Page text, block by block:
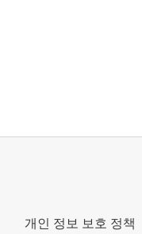
개인 정보 보호 정책